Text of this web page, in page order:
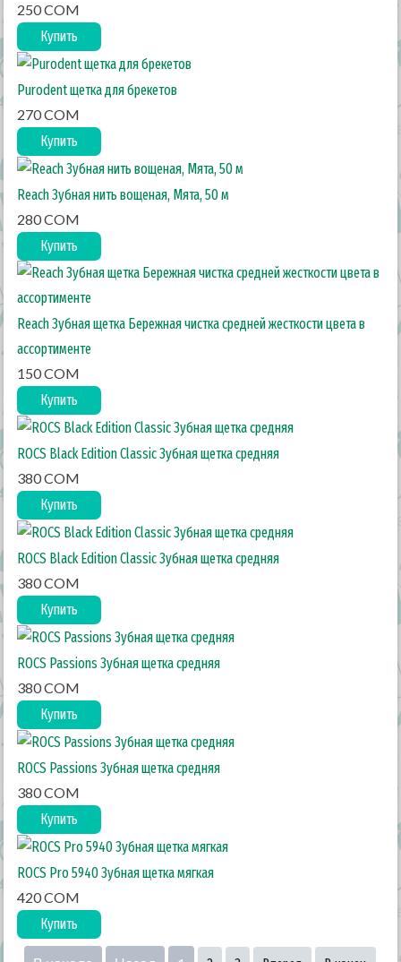
250 COM
Купить
Purodent щетка для брекетов
270 COM
Купить
Reach Зубная нить вощеная, Мята, 50 м
280 COM
Купить
Reach Зубная щетка Бережная чистка средней жесткости цвета в
ассортименте
150 COM
Купить
ROCS Black Edition Classic Зубная щетка средняя
380 COM
Купить
ROCS Black Edition Classic Зубная щетка средняя
380 COM
Купить
ROCS Passions Зубная щетка средняя
380 COM
Купить
ROCS Passions Зубная щетка средняя
380 COM
Купить
ROCS Pro 5940 Зубная щетка мягкая
420 COM
Купить